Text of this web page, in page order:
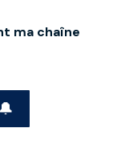
ma chaîne